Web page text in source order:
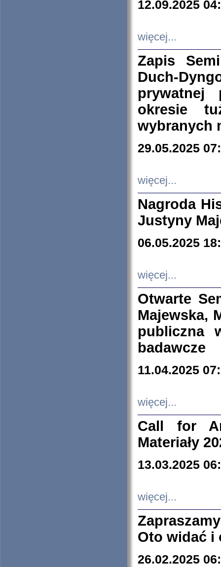
12.09.2025
więcej...
Zapis
Duch-
prywatnej
okresie
wybranych
29.05.2025
więcej...
Nagroda
Justyny
06.05.2025
więcej...
Otwarte
Majewska,
publiczna
badawcze
11.04.2025
więcej...
Call for
Materiały
13.03.2025
więcej...
Oto widać i
26.02.2025